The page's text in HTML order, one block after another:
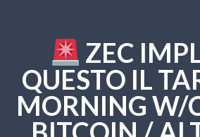
ZEC
QUESTO IL
MORNING W/